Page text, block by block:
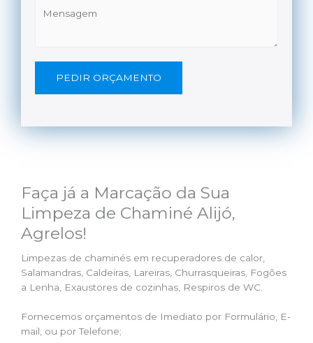
PEDIR ORÇAMENTO
Faça já a Marcação da Sua
Limpeza de Chaminé Alijó,
Agrelos!
Limpezas de chaminés em recuperadores de calor,
Salamandras, Caldeiras, Lareiras, Churrasqueiras, Fogões
a Lenha, Exaustores de cozinhas, Respiros de WC.
Fornecemos orçamentos de Imediato por Formulário, E-
mail, ou por Telefone;